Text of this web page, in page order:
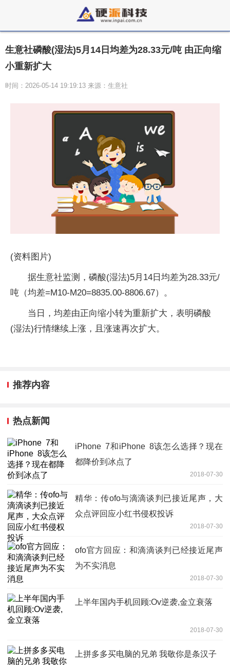
生意社磷酸(湿法)5月14日均差为28.33元/吨 由正向缩
小重新扩大
时间：2026-05-14 19:19:13 来源：生意社
(资料图片)
据生意社监测，磷酸(湿法)5月14日均差为28.33元/
吨（均差=M10-M20=8835.00-8806.67）。
当日，均差由正向缩小转为重新扩大，表明磷酸
(湿法)行情继续上涨，且涨速再次扩大。
推荐内容
热点新闻
iPhone 7和iPhone 8该怎么选择？现在
都降价到冰点了
2018-07-30
精华：传ofo与滴滴谈判已接近尾声，大
众点评回应小红书侵权投诉
2018-07-30
ofo官方回应：和滴滴谈判已经接近尾声
为不实消息
2018-07-30
上半年国内手机回顾:Ov逆袭,金立衰落
2018-07-30
上拼多多买电脑的兄弟 我敬你是条汉子